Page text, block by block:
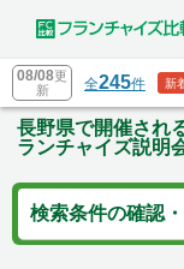
08/08更
新
全245件 新
長野県で開催され
ランチャイズ説明
検索条件の確認